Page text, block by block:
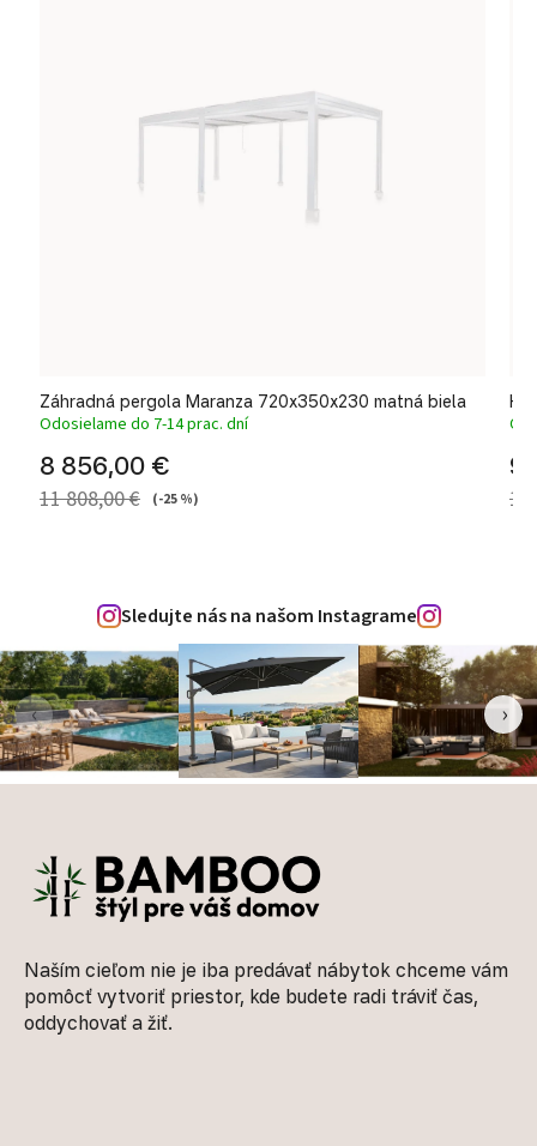
Záhradná pergola Maranza 720x350x230 matná biela
Odosielame do 7-14 prac. dní
8 856,00 €
11 808,00 €
(-25 %)
9
12
Sledujte nás na našom Instagrame
‹ ›
Naším cieľom nie je iba predávať nábytok chceme vám
pomôcť vytvoriť priestor, kde budete radi tráviť čas,
oddychovať a žiť.